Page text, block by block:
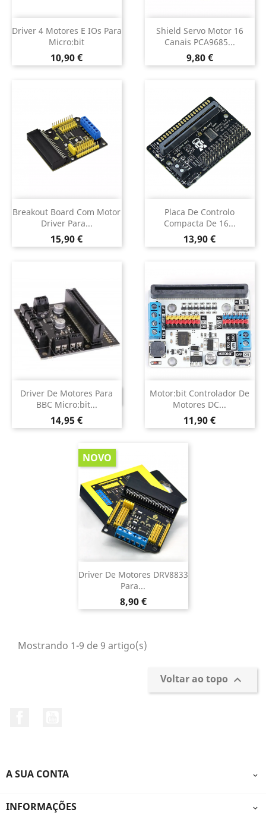
Driver 4 Motores E IOs Para
Micro:bit
Preço
10,90 €
Shield Servo Motor 16
Canais PCA9685...
Preço
9,80 €
Breakout Board Com Motor
Driver Para...
Preço
15,90 €
Placa De Controlo
Compacta De 16...
Preço
13,90 €
Driver De Motores Para
BBC Micro:bit...
Preço
14,95 €
DESCONTINUADO
Motor:bit Controlador De
Motores DC...
Preço
11,90 €
Driver De Motores DRV8833
Para...
Preço
8,90 €
NOVO
Mostrando 1-9 de 9 artigo(s)
Voltar ao topo 
A SUA CONTA 
INFORMAÇÕES 